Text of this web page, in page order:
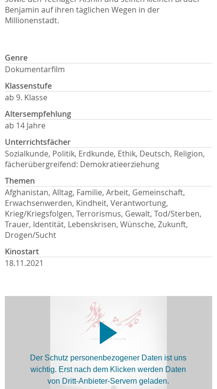
Benjamin auf ihren täglichen Wegen in der
Millionenstadt.
Genre
Dokumentarfilm
Klassenstufe
ab 9. Klasse
Altersempfehlung
ab 14 Jahre
Unterrichtsfächer
Sozialkunde, Politik, Erdkunde, Ethik, Deutsch, Religion,
fächerübergreifend: Demokratieerziehung
Themen
Afghanistan, Alltag, Familie, Arbeit, Gemeinschaft,
Erwachsenwerden, Kindheit, Verantwortung,
Krieg/Kriegsfolgen, Terrorismus, Gewalt, Tod/Sterben,
Trauer, Identität, Lebenskrisen, Wünsche, Zukunft,
Drogen/Sucht
Kinostart
18.11.2021
Der Schutz personenbezogener Daten ist uns
wichtig. Erst nach dem Klicken werden Daten
von Dritt-Anbieter-Servern geladen.